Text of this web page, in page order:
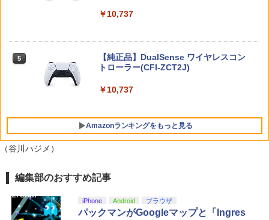
ーラー 収納 据え置き 壁掛け 放熱スリッ
【送料無料】
￥4,999
￥5,327
layStation5対応収納バック PS5対応収
ます 保護ケース キャリーバッグ 大容量
PS5 ケース 肩掛け 持ち運び 防塵 防水
耐衝撃 (ホワイト)
【FC/NewFC/SFC/MD1/PCE用】コンパ
￥6,864
ンラインコード版
￥10,737
5
【純正品】DualSense ワイヤレスコン
トローラー(CFI-ZCT2J)
￥10,737
Amazonランキングをもっと見る
1
【純正品】Xbox ワイヤレス コントロー
￥8,300
1
【Amazon.co.jp限定】劇場版モノノ怪
ナル三方背収納ケース付きコレクション)
(オリジナル特典:オリジナル巾着＋メー
（谷川ハジメ）
編集部のおすすめ記事
iPhone Android ブラウザ
パックマンがGoogleマップと「Ingres